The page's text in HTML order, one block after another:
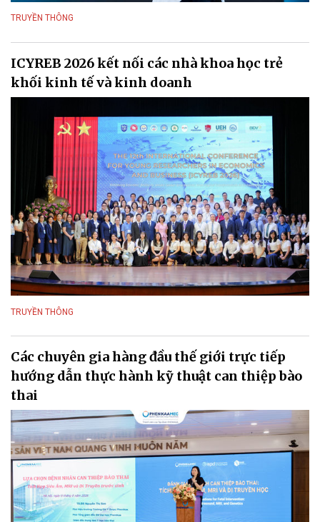
TRUYỀN THÔNG
ICYREB 2026 kết nối các nhà khoa học trẻ
khối kinh tế và kinh doanh
TRUYỀN THÔNG
Các chuyên gia hàng đầu thế giới trực tiếp
hướng dẫn thực hành kỹ thuật can thiệp bào
thai